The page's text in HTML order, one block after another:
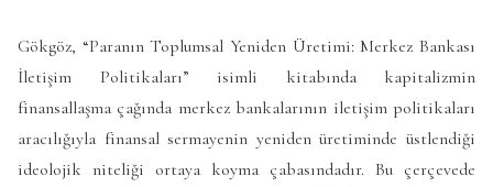
Gökgöz, “Paranın Toplumsal Yeniden Üretimi: Merkez Bankası
İletişim Politikaları” isimli kitabında kapitalizmin
finansallaşma çağında merkez bankalarının iletişim politikaları
aracılığıyla finansal sermayenin yeniden üretiminde üstlendiği
ideolojik niteliği ortaya koyma çabasındadır. Bu çerçevede